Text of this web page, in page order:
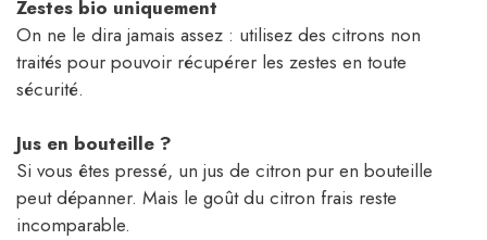
Zestes bio uniquement
On ne le dira jamais assez : utilisez des citrons non
traités pour pouvoir récupérer les zestes en toute
sécurité.
Jus en bouteille ?
Si vous êtes pressé, un jus de citron pur en bouteille
peut dépanner. Mais le goût du citron frais reste
incomparable.